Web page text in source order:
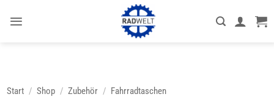
Inhalt
Start / Shop / Zubehör / Fahrradtaschen